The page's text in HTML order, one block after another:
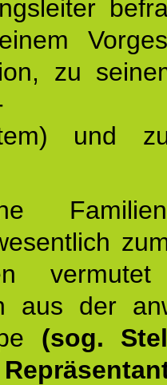
zu
und
vermutet
aus der
(sog.